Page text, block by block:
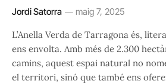
Jordi Satorra maig 7, 2025
L’Anella Verda de Tarragona és,
ens envolta. Amb més de 2.300
camins, aquest espai natural no
el territori, sinó que també ens